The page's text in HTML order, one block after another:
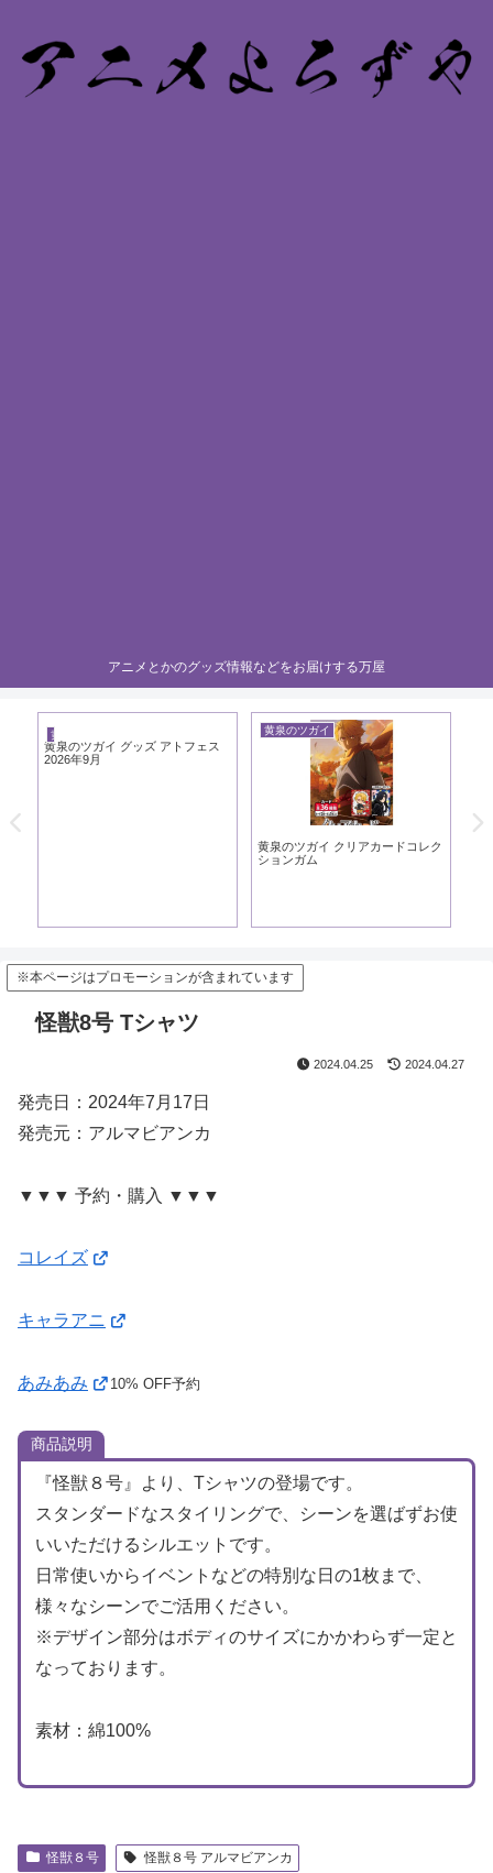
アニメとかのグッズ情報などをお届けする万屋
黄泉のツガイ
黄泉のツガイ グッズ アトフェス
2026年9月
黄泉のツガイ
黄泉のツガイ クリアカードコレク
ションガム
※本ページはプロモーションが含まれています
怪獣8号 Tシャツ
2024.04.25 2024.04.27
発売日：2024年7月17日
発売元：アルマビアンカ
▼▼▼ 予約・購入 ▼▼▼
コレイズ
キャラアニ
あみあみ 10% OFF予約
商品説明
『怪獣８号』より、Tシャツの登場です。
スタンダードなスタイリングで、シーンを選ばずお使
いいただけるシルエットです。
⽇常使いからイベントなどの特別な⽇の1枚まで、
様々なシーンでご活⽤ください。
※デザイン部分はボディのサイズにかかわらず⼀定と
なっております。
素材：綿100%
怪獣８号 怪獣８号 アルマビアンカ